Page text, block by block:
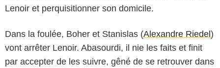
Lenoir et perquisitionner son domicile.
Dans la foulée, Boher et Stanislas (Alexandre Riedel)
vont arrêter Lenoir. Abasourdi, il nie les faits et finit
par accepter de les suivre, gêné de se retrouver dans